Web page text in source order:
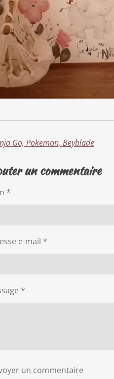
Go, Pokemon, Beyblade
un commentaire
*
e-mail *
*
un commentaire